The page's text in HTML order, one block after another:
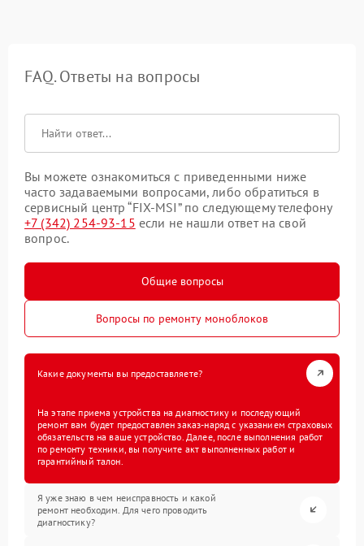
FAQ. Ответы на вопросы
Вы можете ознакомиться с приведенными ниже
часто задаваемыми вопросами, либо обратиться в
сервисный центр “FIX-MSI” по следующему телефону
+7 (342) 254-93-15 если не нашли ответ на свой
вопрос.
Общие вопросы
Вопросы по ремонту моноблоков
Какие документы вы предоставляете?
На этапе приема устройства на диагностику и последующий
ремонт вам будет предоставлен заказ-наряд с указанием страховых
обязательств на ваше устройство. Далее, после выполнения работ
по ремонту техники, вы получите акт выполненных работ и
гарантийный талон.
Я уже знаю в чем неисправность и какой
ремонт необходим. Для чего проводить
диагностику?